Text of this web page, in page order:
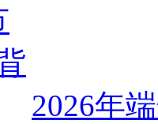
2026年